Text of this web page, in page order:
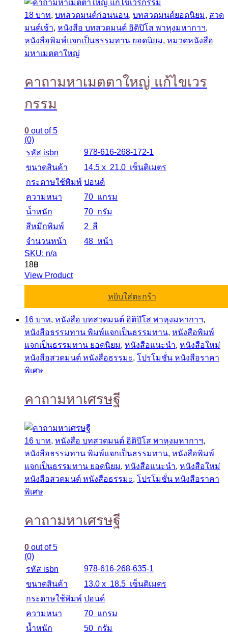
18 บาท, บทสวดมนต์ก่อนนอน, บทสวดมนต์ยอดนิยม, สวด
มนต์เช้า, หนังสือ บทสวดมนต์ อิติปิโส พาหุงมหากาฯ,
หนังสือพิมพ์แจกเป็นธรรมทาน ยอดนิยม, หมวดหนังสือ
มหาเมตตาใหญ่
คาถามหาเมตตาใหญ่ แก้ไขเวร
กรรม
0 out of 5
(0)
รหัส isbn
978-616-268-172-1
ขนาดสินค้า
14.5 x 21.0 เซ็นติเมตร
กระดาษใช้พิมพ์ ปอนด์
ความหนา
70 แกรม
น้ำหนัก
70 กรัม
สีหมึกพิมพ์
2 สี
จำนวนหน้า
48 หน้า
SKU: n/a
18฿
View Product
หยิบใส่ตะกร้า
16 บาท, หนังสือ บทสวดมนต์ อิติปิโส พาหุงมหากาฯ,
หนังสือธรรมทาน พิมพ์แจกเป็นธรรมทาน, หนังสือพิมพ์
แจกเป็นธรรมทาน ยอดนิยม, หนังสือแนะนำ, หนังสือใหม่
หนังสือสวดมนต์ หนังสือธรรมะ, โปรโมชั่น หนังสือราคา
พิเศษ
คาถามหาเศรษฐี
16 บาท, หนังสือ บทสวดมนต์ อิติปิโส พาหุงมหากาฯ,
หนังสือธรรมทาน พิมพ์แจกเป็นธรรมทาน, หนังสือพิมพ์
แจกเป็นธรรมทาน ยอดนิยม, หนังสือแนะนำ, หนังสือใหม่
หนังสือสวดมนต์ หนังสือธรรมะ, โปรโมชั่น หนังสือราคา
พิเศษ
คาถามหาเศรษฐี
0 out of 5
(0)
รหัส isbn
978-616-268-635-1
ขนาดสินค้า
13.0 x 18.5 เซ็นติเมตร
กระดาษใช้พิมพ์ ปอนด์
ความหนา
70 แกรม
น้ำหนัก
50 กรัม